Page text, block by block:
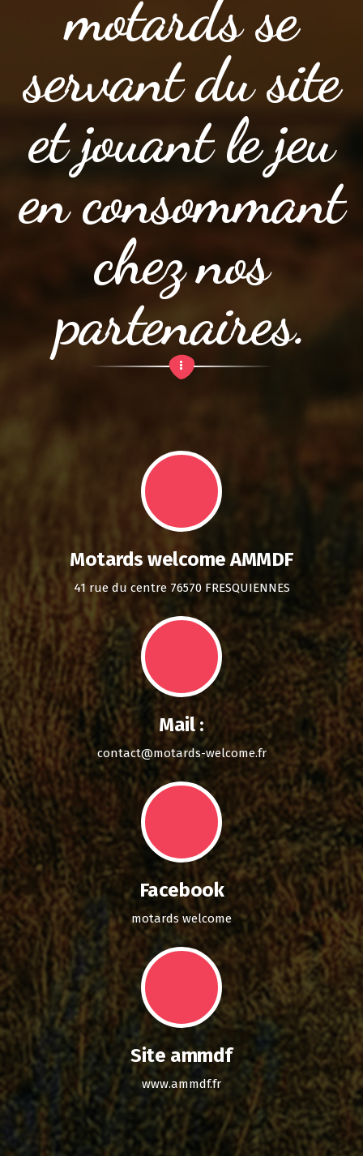
motards se
servant du site
et jouant le jeu
en consommant
chez nos
partenaires.
Motards welcome AMMDF
41 rue du centre 76570 FRESQUIENNES
Mail :
contact@motards-welcome.fr
Facebook
motards welcome
Site ammdf
www.ammdf.fr